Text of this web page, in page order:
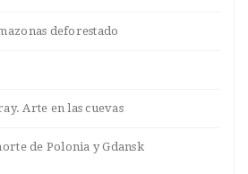
deforestado
Arte en las cuevas
de Polonia y Gdansk